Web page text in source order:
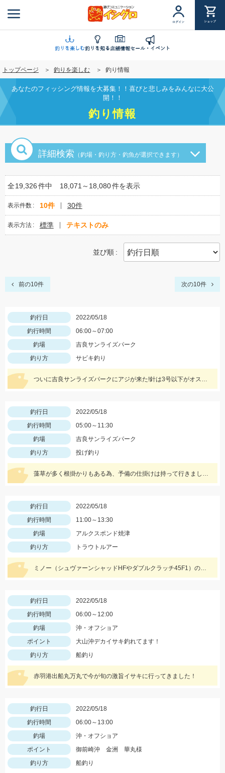
ン
に
移
動
ログイン ショップ
釣りを楽しむ釣りを知る店舗情報セール・イベント
トップページ 釣りを楽しむ 釣り情報
あなたのフィッシング情報を大募集！！喜びと悲しみをみんなに大公
開！！
釣り情報
詳細検索 （釣場・釣り方・釣魚が選択できます）
全19,326件中 18,071～18,080件を表示
表示件数 10件 30件
表示方法 標準 テキストのみ
並び順
前の10件 次の10件
釣行日
2022/05/18
釣行時間
06:00～07:00
釣場
吉良サンライズパーク
釣り方
サビキ釣り
ついに吉良サンライズパークにアジが来た!針は3号以下がオススメ!サバは大漁!小型のメタルジグでも楽しめます♪
釣行日
2022/05/18
釣行時間
05:00～11:30
釣場
吉良サンライズパーク
釣り方
投げ釣り
藻草が多く根掛かりもある為、予備の仕掛けは持って行きましょう。エサは石ゴカイを使用しました。
釣行日
2022/05/18
釣行時間
11:00～13:30
釣場
アルクスポンド焼津
釣り方
トラウトルアー
ミノー（シュヴァーンシャッドHFやダブルクラッチ45F1）のハイフロート釣法に好反応でした！
釣行日
2022/05/18
釣行時間
06:00～12:00
釣場
沖・オフショア
ポイント
大山沖デカイサキ釣れてます！
釣り方
船釣り
赤羽港出船丸万丸で今が旬の激旨イサキに行ってきました！
釣行日
2022/05/18
釣行時間
06:00～13:00
釣場
沖・オフショア
ポイント
御前崎沖 金洲 華丸様
釣り方
船釣り